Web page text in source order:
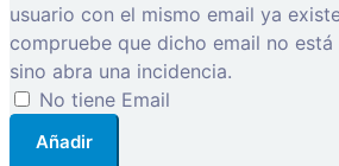
usuario con el mismo email ya
compruebe que dicho email no
sino abra una incidencia.
No tiene Email
Añadir